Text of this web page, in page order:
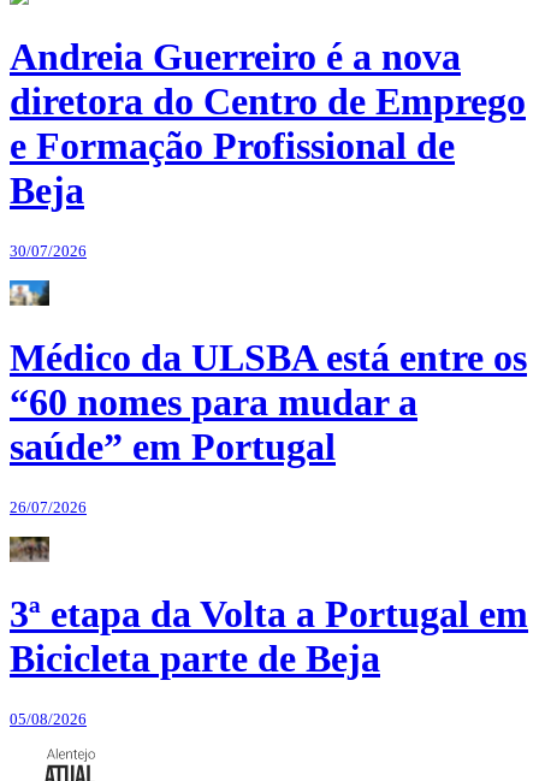
Andreia Guerreiro é a nova
diretora do Centro de Emprego
e Formação Profissional de
Beja
30/07/2026
Médico da ULSBA está entre os
“60 nomes para mudar a
saúde” em Portugal
26/07/2026
3ª etapa da Volta a Portugal em
Bicicleta parte de Beja
05/08/2026